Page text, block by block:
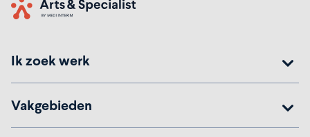
Home
Ik zoek werk
Vakgebieden